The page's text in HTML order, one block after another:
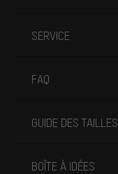
SERVICE
FAQ
GUIDE DES TAILLES
BOÎTE À IDÉES